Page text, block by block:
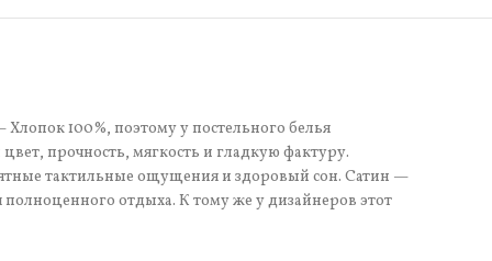
100%, поэтому у постельного белья
прочность, мягкость и гладкую фактуру.
тактильные ощущения и здоровый сон. Сатин —
отдыха. К тому же у дизайнеров этот